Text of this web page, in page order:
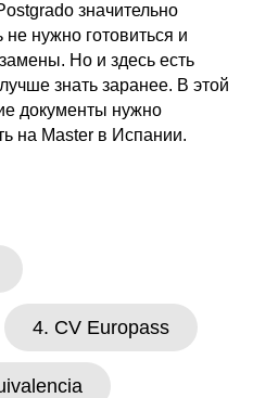
значительно
нужно готовиться и
Но и здесь есть
знать заранее. В этой
документы нужно
на Master в Испании.
4. CV Europass